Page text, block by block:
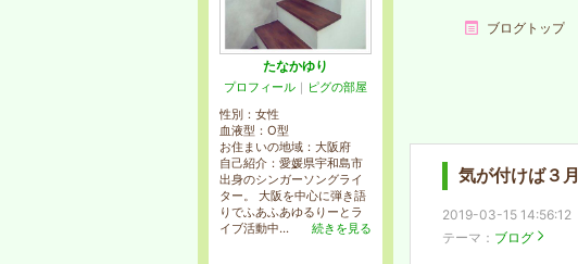
ブログトップ
気が付けば３月
2019-03-15 14:56:12
テーマ： ブログ
たなかゆり
プロフィール ｜ ピグの部屋
性別： 女性
血液型： O型
お住まいの地域： 大阪府
自己紹介：愛媛県宇和島市
出身のシンガーソングライ
ター。 大阪を中心に弾き語
りでふあふあゆるりーとラ
イブ活動中...
続きを見る